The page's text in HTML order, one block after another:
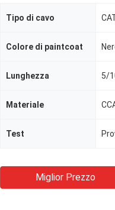
Tipo di cavo
Colore di paintcoat
Lunghezza 5/
Materiale
Test
Miglior Prezzo